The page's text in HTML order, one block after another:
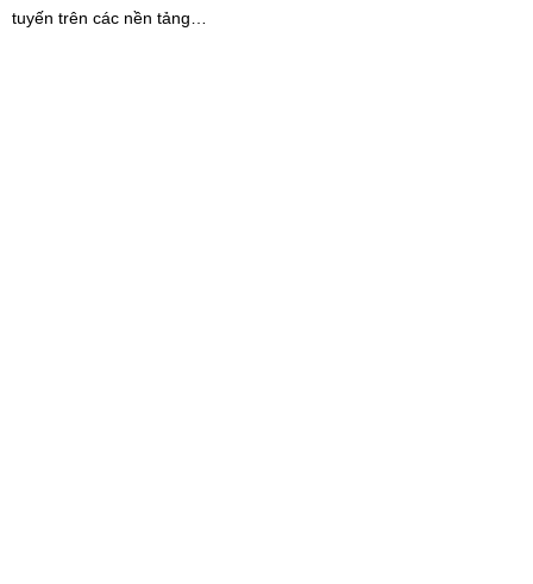
tuyến trên các nền tảng…